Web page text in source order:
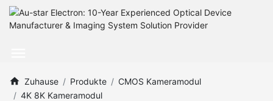
Zuhause Produkte
CMOS Kameramodul
4K 8K Kameramodul